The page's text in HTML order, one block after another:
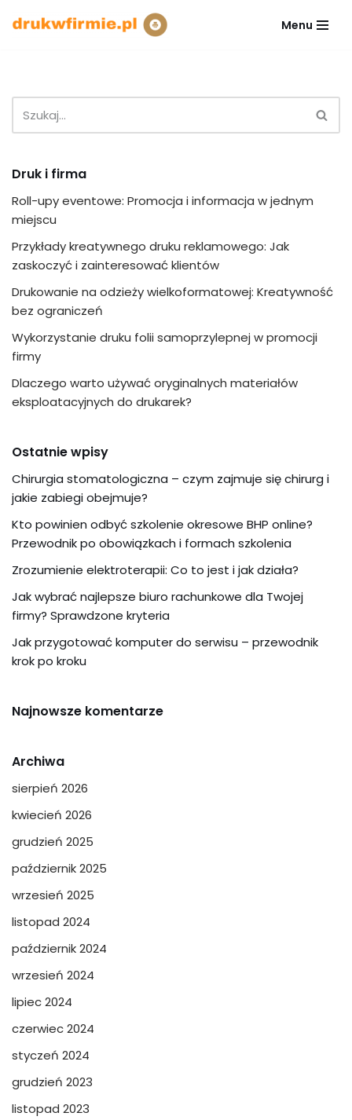
Menu
Druk i firma
Roll-upy eventowe: Promocja i informacja w jednym
miejscu
Przykłady kreatywnego druku reklamowego: Jak
zaskoczyć i zainteresować klientów
Drukowanie na odzieży wielkoformatowej: Kreatywność
bez ograniczeń
Wykorzystanie druku folii samoprzylepnej w promocji
firmy
Dlaczego warto używać oryginalnych materiałów
eksploatacyjnych do drukarek?
Ostatnie wpisy
Chirurgia stomatologiczna – czym zajmuje się chirurg i
jakie zabiegi obejmuje?
Kto powinien odbyć szkolenie okresowe BHP online?
Przewodnik po obowiązkach i formach szkolenia
Zrozumienie elektroterapii: Co to jest i jak działa?
Jak wybrać najlepsze biuro rachunkowe dla Twojej
firmy? Sprawdzone kryteria
Jak przygotować komputer do serwisu – przewodnik
krok po kroku
Najnowsze komentarze
Archiwa
sierpień 2026
kwiecień 2026
grudzień 2025
październik 2025
wrzesień 2025
listopad 2024
październik 2024
wrzesień 2024
lipiec 2024
czerwiec 2024
styczeń 2024
grudzień 2023
listopad 2023